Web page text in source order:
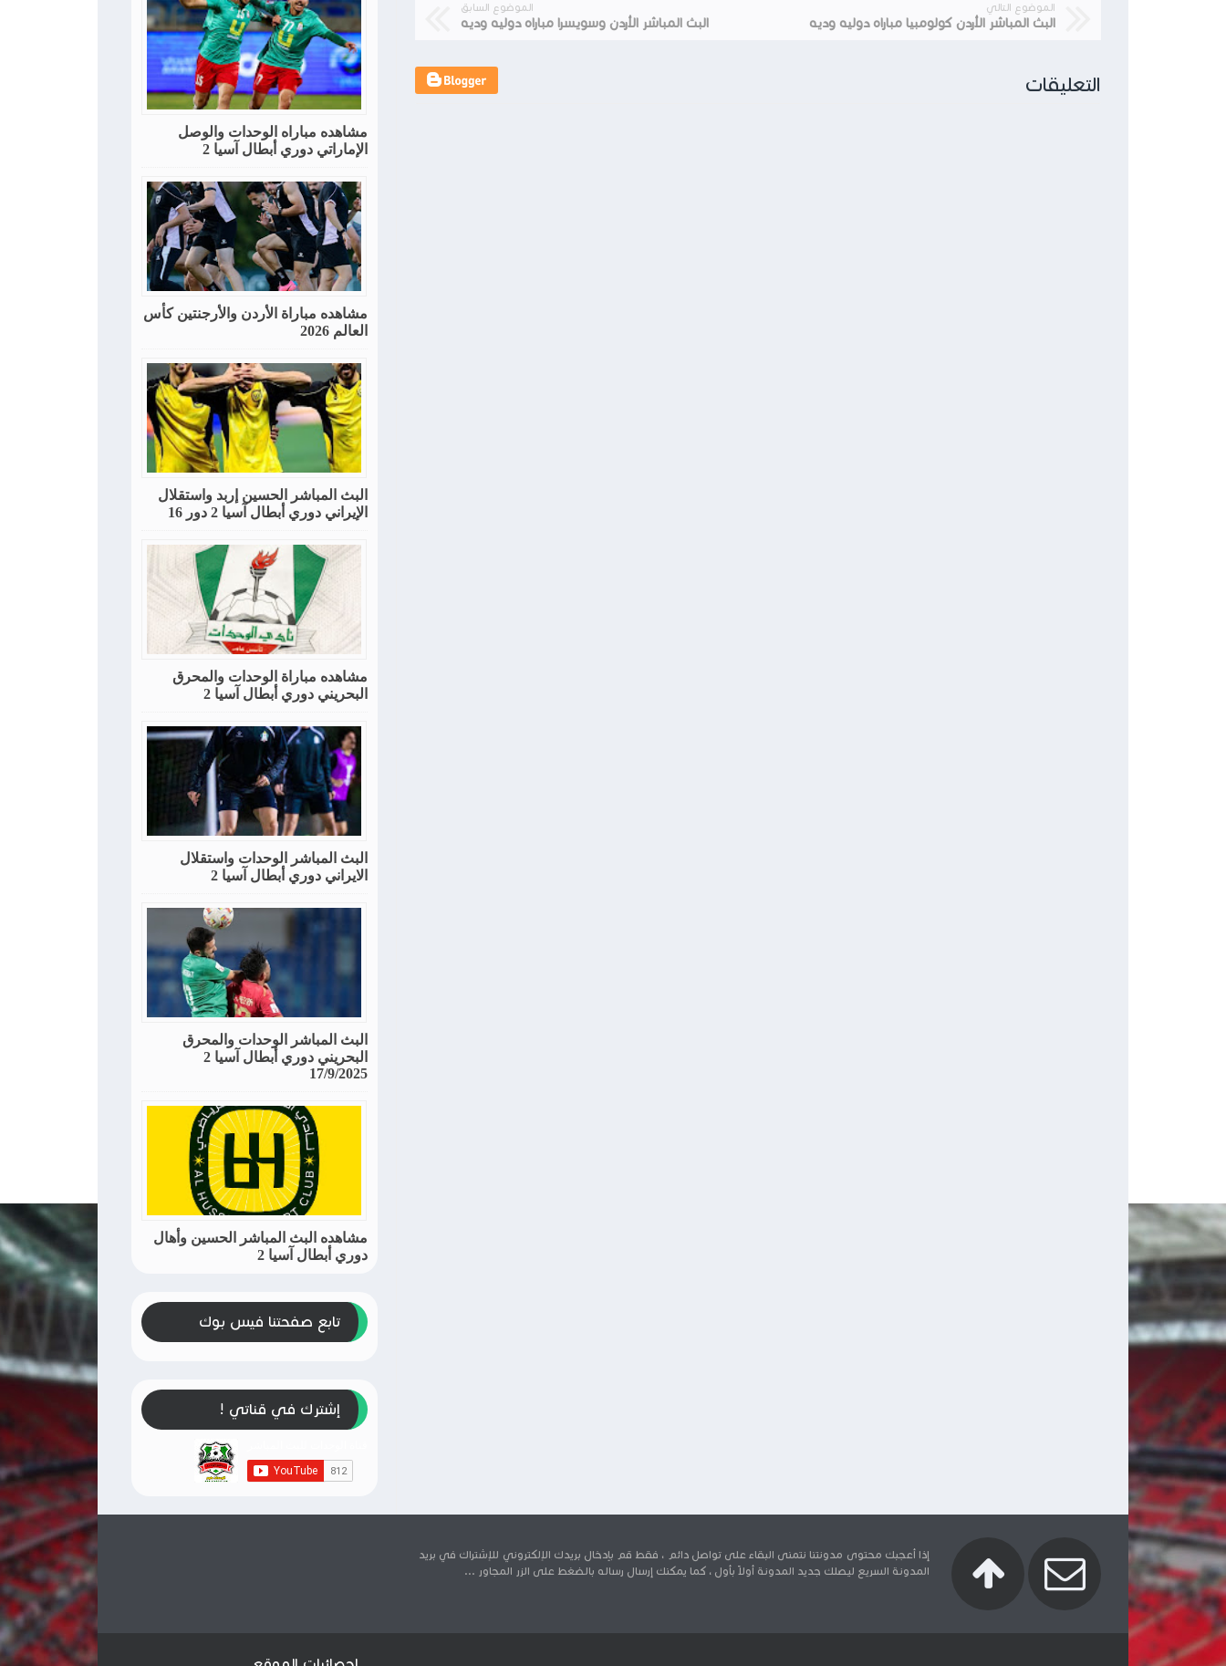
الموضوع التالي
البث المباشر الأردن كولومبيا مباراه دوليه وديه
الموضوع السابق
البث المباشر الأردن وسويسرا مباراه دوليه وديه
التعليقات
مشاهده مباراه الوحدات والوصل
الإماراتي دوري أبطال آسيا 2
مشاهده مباراة الأردن والأرجنتين كأس
العالم 2026
البث المباشر الحسين إربد واستقلال
الإيراني دوري أبطال آسيا 2 دور 16
مشاهده مباراة الوحدات والمحرق
البحريني دوري أبطال آسيا 2
البث المباشر الوحدات واستقلال
الايراني دوري أبطال آسيا 2
البث المباشر الوحدات والمحرق
البحريني دوري أبطال آسيا 2
17/9/2025
مشاهده البث المباشر الحسين وأهال
دوري أبطال آسيا 2
تابع صفحتنا فيس بوك
إشترك في قناتي !
إذا أعجبك محتوى مدونتنا نتمنى البقاء على تواصل دائم ، فقط قم بإدخال بريدك الإلكتروني للإشتراك في بريد
المدونة السريع ليصلك جديد المدونة أولاً بأول ، كما يمكنك إرسال رساله بالضغط على الزر المجاور ...